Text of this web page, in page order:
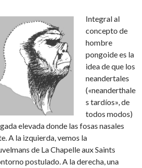
Integral al
concepto de
hombre
pongoide es la
idea de que los
neandertales
(«neanderthale
s tardíos», de
todos modos)
elevada donde las fosas nasales
A la izquierda, vemos la
de La Chapelle aux Saints
postulado. A la derecha, una